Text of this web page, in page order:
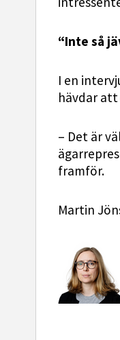
“Inte så
I en
hävdar
– Det är
framför.
Martin